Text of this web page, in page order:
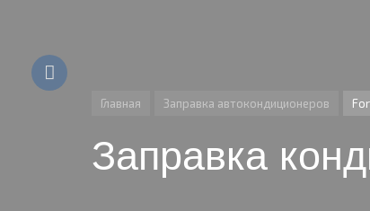
Главная Заправка автокондиционеров
Заправка